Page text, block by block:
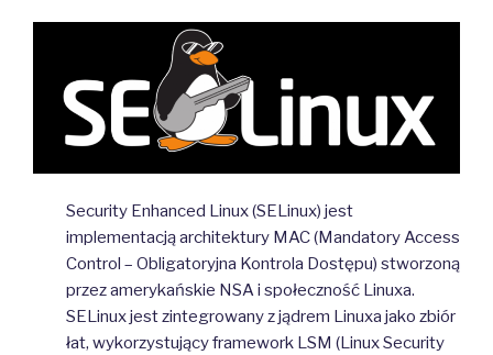
Security Enhanced Linux (SELinux) jest
implementacją architektury MAC (Mandatory Access
Control – Obligatoryjna Kontrola Dostępu) stworzoną
przez amerykańskie NSA i społeczność Linuxa.
SELinux jest zintegrowany z jądrem Linuxa jako zbiór
łat, wykorzystujący framework LSM (Linux Security